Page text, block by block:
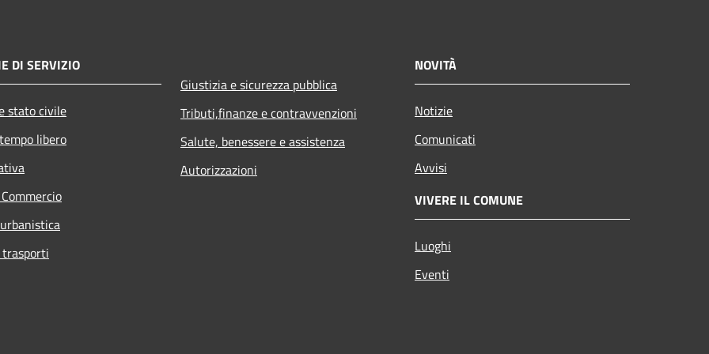
DI SERVIZIO
stato civile
libero
Giustizia e sicurezza pubblica
Tributi,finanze e contravvenzioni
Salute, benessere e assistenza
Autorizzazioni
NOVITÀ
Notizie
Comunicati
Avvisi
VIVERE IL COMUNE
Luoghi
Eventi